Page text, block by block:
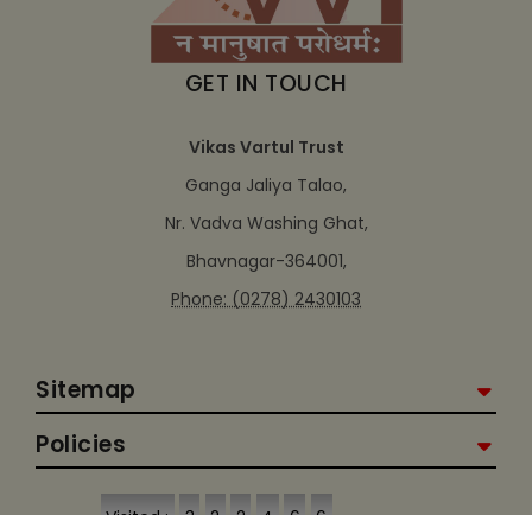
GET IN TOUCH
Vikas Vartul Trust
Ganga Jaliya Talao,
Nr. Vadva Washing Ghat,
Bhavnagar-364001,
Phone: (0278) 2430103
Sitemap
Policies